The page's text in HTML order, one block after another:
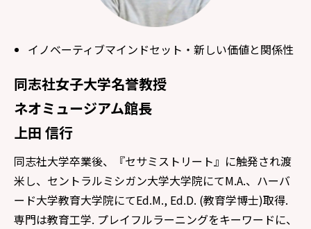
イノベーティブマインドセット・新しい価値と関係性
同志社女子大学名誉教授
ネオミュージアム館長
上田 信行
同志社大学卒業後、『セサミストリート』に触発され渡
米し、セントラルミシガン大学大学院にてM.A.、ハーバ
ード大学教育大学院にてEd.M., Ed.D. (教育学博士)取得.
専門は教育工学. プレイフルラーニングをキーワードに、